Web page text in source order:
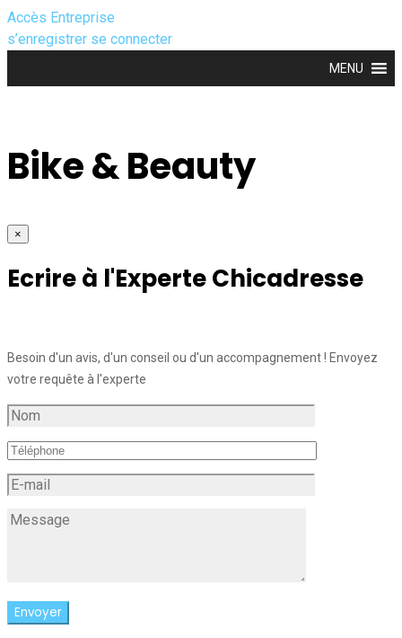
Accès Entreprise
s’enregistrer se connecter
MENU
Bike & Beauty
×
Ecrire à l'Experte Chicadresse
Besoin d'un avis, d'un conseil ou d'un accompagnement ! Envoyez
votre requête à l'experte